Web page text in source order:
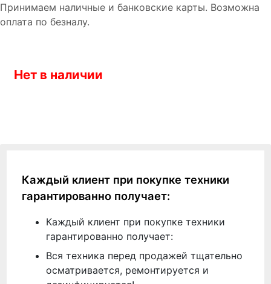
Принимаем наличные и банковские карты. Возможна
оплата по безналу.
Нет в наличии
Каждый клиент при покупке техники
гарантированно получает:
Каждый клиент при покупке техники
гарантированно получает:
Вся техника перед продажей тщательно
осматривается, ремонтируется и